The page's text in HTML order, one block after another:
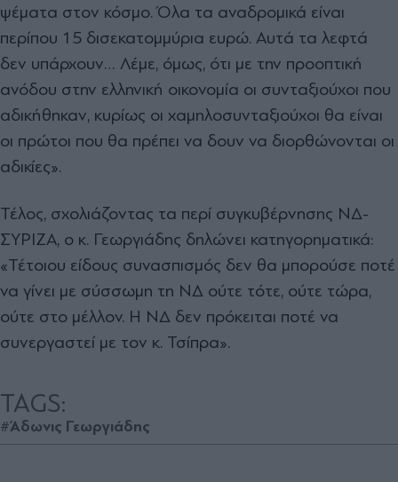
ψέματα στον κόσμο. Όλα τα αναδρομικά είναι
περίπου 15 δισεκατομμύρια ευρώ. Αυτά τα λεφτά
δεν υπάρχουν… Λέμε, όμως, ότι με την προοπτική
ανόδου στην ελληνική οικονομία οι συνταξιούχοι που
αδικήθηκαν, κυρίως οι χαμηλοσυνταξιούχοι θα είναι
οι πρώτοι που θα πρέπει να δουν να διορθώνονται οι
αδικίες».
Τέλος, σχολιάζοντας τα περί συγκυβέρνησης ΝΔ-
ΣΥΡΙΖΑ, ο κ. Γεωργιάδης δηλώνει κατηγορηματικά:
«Τέτοιου είδους συνασπισμός δεν θα μπορούσε ποτέ
να γίνει με σύσσωμη τη ΝΔ ούτε τότε, ούτε τώρα,
ούτε στο μέλλον. Η ΝΔ δεν πρόκειται ποτέ να
συνεργαστεί με τον κ. Τσίπρα».
TAGS:
#Άδωνις Γεωργιάδης